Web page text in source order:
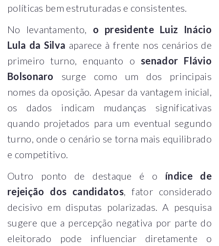
políticas bem estruturadas e consistentes.
No levantamento, o presidente Luiz Inácio
Lula da Silva aparece à frente nos cenários de
primeiro turno, enquanto o senador Flávio
Bolsonaro surge como um dos principais
nomes da oposição. Apesar da vantagem inicial,
os dados indicam mudanças significativas
quando projetados para um eventual segundo
turno, onde o cenário se torna mais equilibrado
e competitivo.
Outro ponto de destaque é o índice de
rejeição dos candidatos , fator considerado
decisivo em disputas polarizadas. A pesquisa
sugere que a percepção negativa por parte do
eleitorado pode influenciar diretamente o